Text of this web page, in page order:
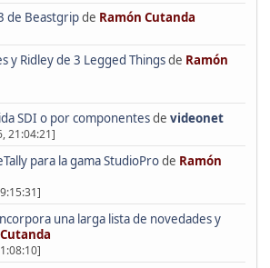
de Beastgripde Ramón Cutanda
y Ridley de 3 Legged Thingsde Ramón
SDI o por componentesde videonet
21:04:21]
para la gama StudioProde Ramón
una larga lista de novedades y